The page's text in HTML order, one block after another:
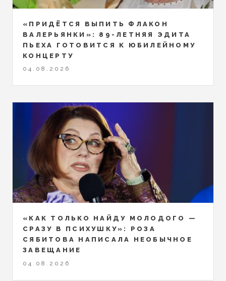
«ПРИДЁТСЯ ВЫПИТЬ ФЛАКОН
ВАЛЕРЬЯНКИ»: 89-ЛЕТНЯЯ ЭДИТА
ПЬЕХА ГОТОВИТСЯ К ЮБИЛЕЙНОМУ
КОНЦЕРТУ
04.08.2026
«КАК ТОЛЬКО НАЙДУ МОЛОДОГО —
СРАЗУ В ПСИХУШКУ»: РОЗА
СЯБИТОВА НАПИСАЛА НЕОБЫЧНОЕ
ЗАВЕЩАНИЕ
04.08.2026